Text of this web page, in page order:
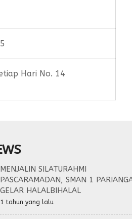
Hari No. 14
MENJALIN SILATURAHMI
PASCARAMADAN, SMAN 1
GELAR HALALBIHALAL
1 tahun yang lalu